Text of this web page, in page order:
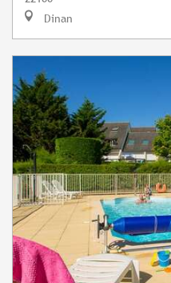
Dinan